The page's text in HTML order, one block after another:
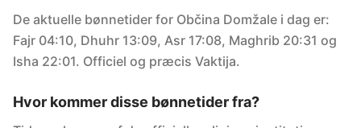
De aktuelle bønnetider for Občina Domžale i dag er:
Fajr 04:10, Dhuhr 13:09, Asr 17:08, Maghrib 20:31 og
Isha 22:01. Officiel og præcis Vaktija.
Hvor kommer disse bønnetider fra?